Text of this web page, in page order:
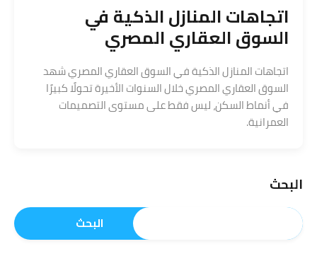
اتجاهات المنازل الذكية في
السوق العقاري المصري
اتجاهات المنازل الذكية في السوق العقاري المصري شهد
السوق العقاري المصري خلال السنوات الأخيرة تحولًا كبيرًا
في أنماط السكن، ليس فقط على مستوى التصميمات
العمرانية.
البحث
البحث